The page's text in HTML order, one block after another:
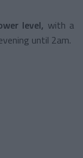
level, with a
until 2am.